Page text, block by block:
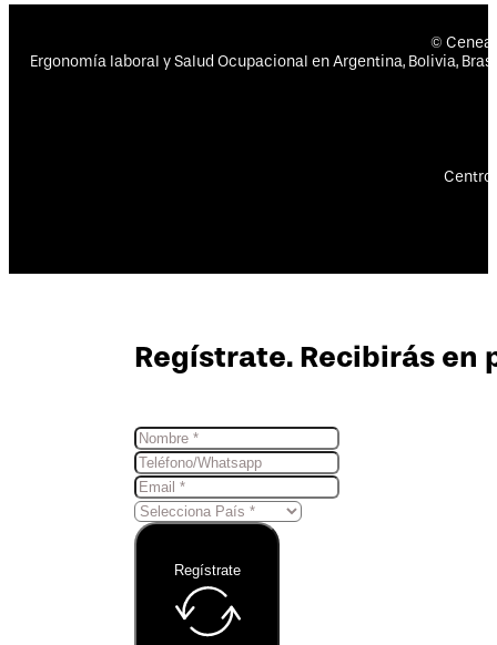
©
Ergonomía laboral y Salud Ocupacional en Argentina, Bolivia,
Centro
Regístrate. Recibirás en
Regístrate